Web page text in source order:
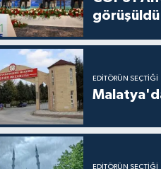
görüşüldü
EDITÖRÜN SEÇTIĞI
EDITÖRÜN SEÇTIĞI